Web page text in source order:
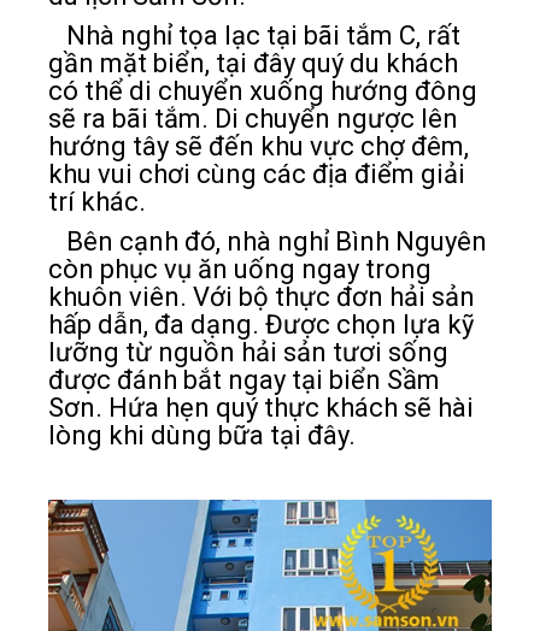
Nhà nghỉ tọa lạc tại bãi tắm C, rất
gần mặt biển, tại đây quý du khách
có thể di chuyển xuống hướng đông
sẽ ra bãi tắm. Di chuyển ngược lên
hướng tây sẽ đến khu vực chợ đêm,
khu vui chơi cùng các địa điểm giải
trí khác.
Bên cạnh đó, nhà nghỉ Bình Nguyên
còn phục vụ ăn uống ngay trong
khuôn viên. Với bộ thực đơn hải sản
hấp dẫn, đa dạng. Được chọn lựa kỹ
lưỡng từ nguồn hải sản tươi sống
được đánh bắt ngay tại biển Sầm
Sơn. Hứa hẹn quý thực khách sẽ hài
lòng khi dùng bữa tại đây.